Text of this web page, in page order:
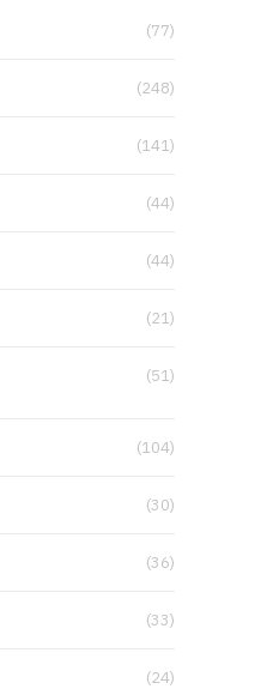
(77)
(248)
(141)
(44)
(44)
(21)
(51)
(104)
(30)
(36)
(33)
(24)